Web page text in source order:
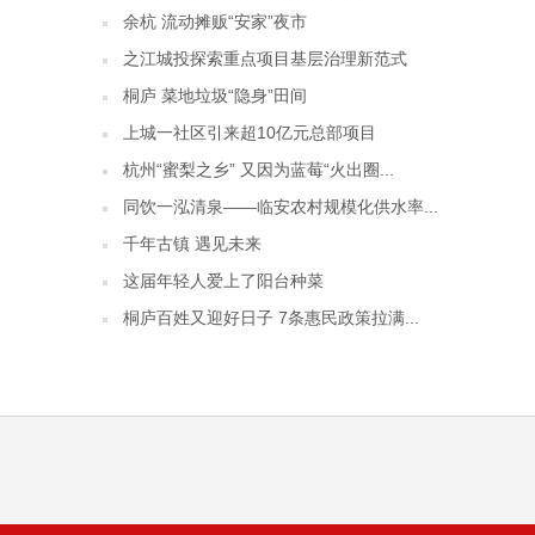
余杭 流动摊贩“安家”夜市
之江城投探索重点项目基层治理新范式
桐庐 菜地垃圾“隐身”田间
上城一社区引来超10亿元总部项目
杭州“蜜梨之乡” 又因为蓝莓“火出圈...
同饮一泓清泉——临安农村规模化供水率...
千年古镇 遇见未来
这届年轻人爱上了阳台种菜
桐庐百姓又迎好日子 7条惠民政策拉满...